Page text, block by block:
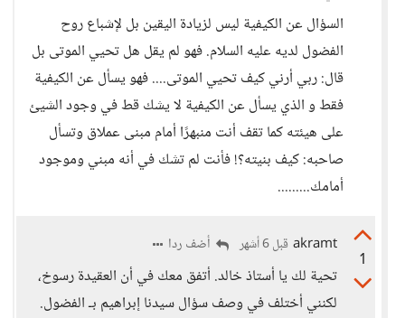
السؤال عن الكيفية ليس لزيادة اليقين بل لإشباع روح
الفضول لديه عليه السلام. فهو لم يقل هل تحيي الموتى بل
قال: ربي أرني كيف تحيي الموتى.... فهو يسأل عن الكيفية
فقط و الذي يسأل عن الكيفية لا يشك قط في وجود الشيئ
على هيئته كما تقف أنت منبهرًا أمام مبنى عملاق وتسأل
صاحبه: كيف بنيته؟! فأنت لم تشك في أنه مبني وموجود
أمامك.........
1
akramt قبل 6 أشهر أضف ردا
تحية لك يا أستاذ خالد. أتفق معك في أن العقيدة رسوخ،
لكنني أختلف في وصف سؤال سيدنا إبراهيم بـ الفضول.